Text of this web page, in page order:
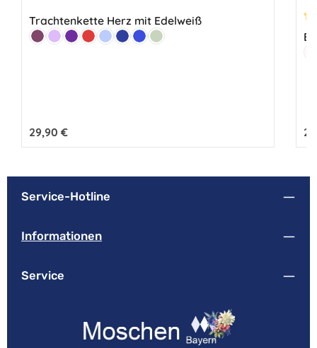
Trachtenkette Herz mit Edelweiß
Farbe:
BeereFliederLila Rot Hellblau
MarineRoyalblau
Lindgrün
Regulärer Preis:
29,90 €
Service-Hotline
Informationen
Service